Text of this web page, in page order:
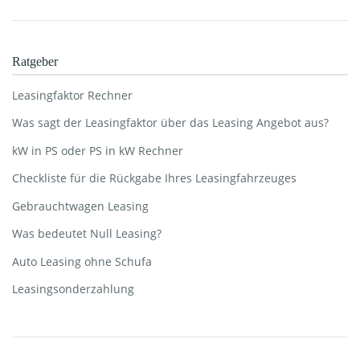
Ratgeber
Leasingfaktor Rechner
Was sagt der Leasingfaktor über das Leasing Angebot aus?
kW in PS oder PS in kW Rechner
Checkliste für die Rückgabe Ihres Leasingfahrzeuges
Gebrauchtwagen Leasing
Was bedeutet Null Leasing?
Auto Leasing ohne Schufa
Leasingsonderzahlung